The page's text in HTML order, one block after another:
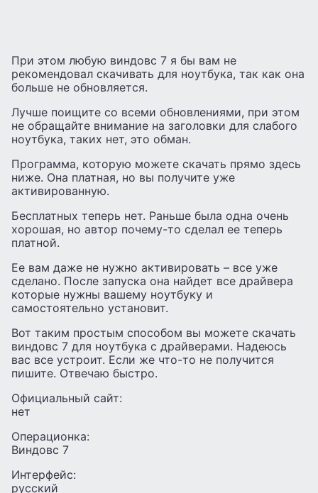
При этом любую виндовс 7 я бы вам не
рекомендовал скачивать для ноутбука, так как она
больше не обновляется.
Лучше поищите со всеми обновлениями, при этом
не обращайте внимание на заголовки для слабого
ноутбука, таких нет, это обман.
Программа, которую можете скачать прямо здесь
ниже. Она платная, но вы получите уже
активированную.
Бесплатных теперь нет. Раньше была одна очень
хорошая, но автор почему-то сделал ее теперь
платной.
Ее вам даже не нужно активировать – все уже
сделано. После запуска она найдет все драйвера
которые нужны вашему ноутбуку и
самостоятельно установит.
Вот таким простым способом вы можете скачать
виндовс 7 для ноутбука с драйверами. Надеюсь
вас все устроит. Если же что-то не получится
пишите. Отвечаю быстро.
Официальный сайт:
нет
Операционка:
Виндовс 7
Интерфейс:
русский